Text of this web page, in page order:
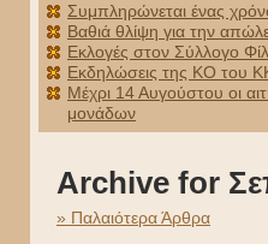
Συμπληρώνεται ένας
Βαθιά θλίψη για την
Εκλογές στον Σύλλογο
Εκδηλώσεις της ΚΟ του
Μέχρι 14 Αυγούστου οι
μονάδων
Archive for
» Παλαιότερα Άρθρα